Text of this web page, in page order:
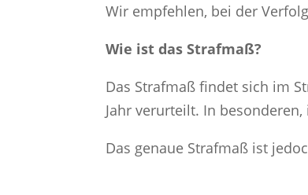
Wir empfehlen, bei der
Wie ist das Strafmaß?
Das Strafmaß findet sich im
Jahr verurteilt. In
Das genaue Strafmaß ist